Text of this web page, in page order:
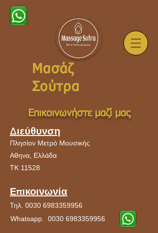
Μασάζ
Σούτρα
Επικοινωνήστε μαζί μας
Διεύθυνση
Πλησίον Μετρό Μουσικής
Αθηνα, Ελλάδα
ΤΚ 11528
Επικοινωνία
Τηλ. 0030 6983359956
Whatsapp. 0030 6983359956